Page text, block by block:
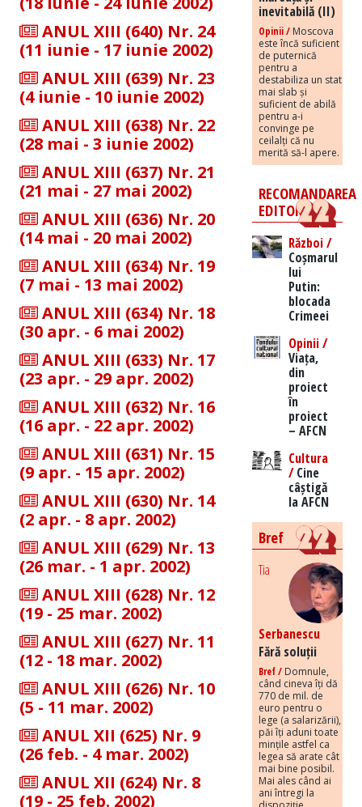
ANUL XIII (640) Nr. 24
(11 iunie - 17 iunie 2002)
ANUL XIII (639) Nr. 23
(4 iunie - 10 iunie 2002)
ANUL XIII (638) Nr. 22
(28 mai - 3 iunie 2002)
ANUL XIII (637) Nr. 21
(21 mai - 27 mai 2002)
ANUL XIII (636) Nr. 20
(14 mai - 20 mai 2002)
ANUL XIII (634) Nr. 19
(7 mai - 13 mai 2002)
ANUL XIII (634) Nr. 18
(30 apr. - 6 mai 2002)
ANUL XIII (633) Nr. 17
(23 apr. - 29 apr. 2002)
ANUL XIII (632) Nr. 16
(16 apr. - 22 apr. 2002)
ANUL XIII (631) Nr. 15
(9 apr. - 15 apr. 2002)
ANUL XIII (630) Nr. 14
(2 apr. - 8 apr. 2002)
ANUL XIII (629) Nr. 13
(26 mar. - 1 apr. 2002)
ANUL XIII (628) Nr. 12
(19 - 25 mar. 2002)
ANUL XIII (627) Nr. 11
(12 - 18 mar. 2002)
ANUL XIII (626) Nr. 10
(5 - 11 mar. 2002)
ANUL XII (625) Nr. 9
(26 feb. - 4 mar. 2002)
ANUL XII (624) Nr. 8
(19 - 25 feb. 2002)
inevitabilă (II)
Opinii / Moscova
este încă suficient
de puternică
pentru a
destabiliza un stat
mai slab și
suficient de abilă
pentru a-i
convinge pe
ceilalți că nu
merită să-l apere.
RECOMANDAREA
EDITORILOR
Război /
Coșmarul
lui
Putin:
blocada
Crimeei
Opinii /
Viața,
din
proiect
în
proiect
– AFCN
Cultura
/Cine
câștigă
la AFCN
Bref
Tia
Serbanescu
Fără soluții
Bref / Domnule,
când cineva îți dă
770 de mil. de
euro pentru o
lege (a salarizării),
păi îți aduni toate
mințile astfel ca
legea să arate cât
mai bine posibil.
Mai ales când ai
ani întregi la